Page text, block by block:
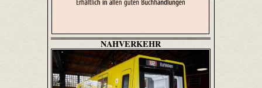
NAHVERKEHR